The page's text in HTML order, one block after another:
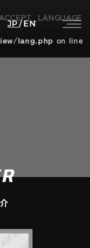
lang.php on line
JP / EN